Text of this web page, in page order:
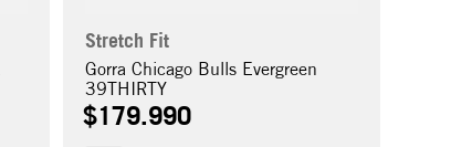
Stretch Fit
Gorra Chicago Bulls Evergreen
39THIRTY
$179.990